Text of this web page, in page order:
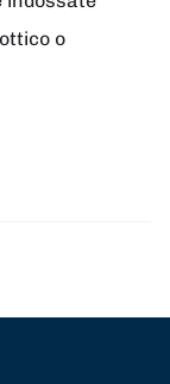
o